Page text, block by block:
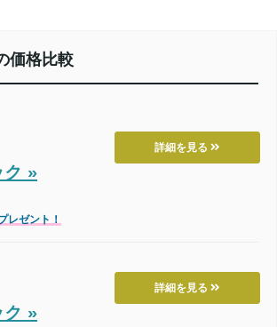
価格比較
詳細を見る
ク »
レゼント！
詳細を見る
ク »